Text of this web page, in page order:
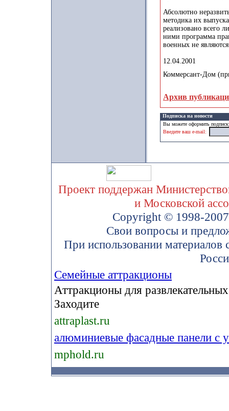
Абсолютно
методика их
реализовано всего
ними программа
военных не
12.04.2001
Коммерсант-Дом
Архив
Подписка на новости
Вы можете оформить
Введите ваш e-mail:
Проект поддержан
и Московской
Copyright © 1998-
Свои вопросы и
При использовании
Семейные аттракционы
Аттракционы для
Заходите
attraplast.ru
алюминиевые фасадные панели с
mphold.ru